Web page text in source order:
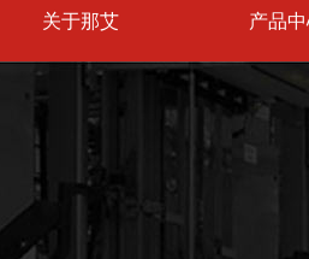
关于那艾 产品